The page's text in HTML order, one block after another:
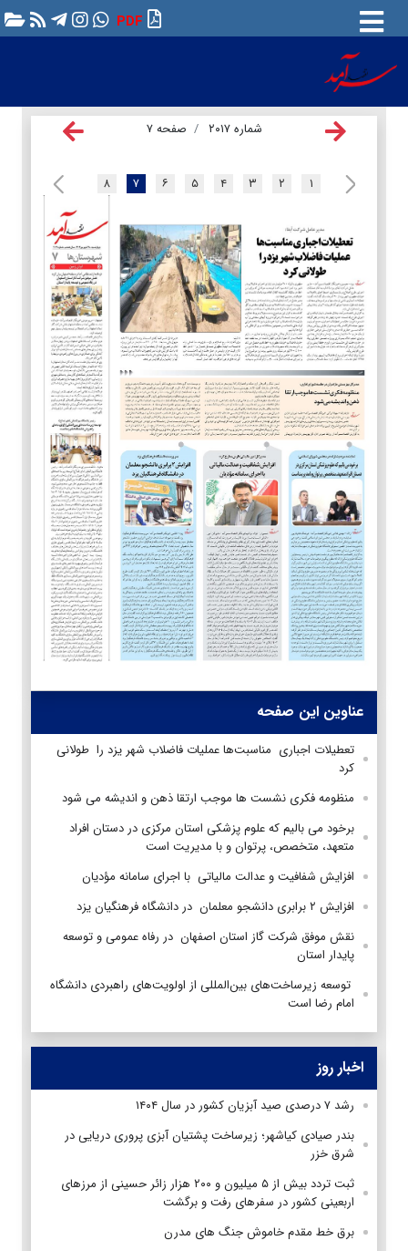
PDF
شماره ۲۰۱۷ صفحه ۷
۱ ۲ ۳ ۴ ۵ ۶ ۷ ۸
عناوین این صفحه
تعطیلات اجباری مناسبت‌ها عملیات فاضلاب شهر یزد را طولانی
کرد
منظومه فکری نشست ها موجب ارتقا ذهن و اندیشه می شود
برخود می بالیم که علوم پزشکی استان مرکزی در دستان افراد
متعهد، متخصص، پرتوان و با مدیریت است
افزایش شفافیت و عدالت مالیاتی با اجرای سامانه مؤدیان
افزایش ۲ برابری دانشجو معلمان در دانشگاه فرهنگیان یزد
نقش موفق شرکت گاز استان اصفهان در رفاه عمومی و توسعه
پایدار استان
توسعه زیرساخت‌های بین‌المللی از اولویت‌های راهبردی دانشگاه
امام رضا است
اخبار روز
رشد ۷ درصدی صید آبزیان کشور در سال ۱۴۰۴
بندر صیادی کیاشهر؛ زیرساخت پشتیان آبزی پروری دریایی در
شرق خزر
ثبت تردد بیش از ۵ میلیون و ۲۰۰ هزار زائر حسینی از مرزهای
اربعینی کشور در سفرهای رفت و برگشت
برق خط مقدم خاموش جنگ های مدرن